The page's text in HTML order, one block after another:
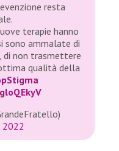
resta
terapie hanno
sono ammalate di
di non trasmettere
qualità della
2022